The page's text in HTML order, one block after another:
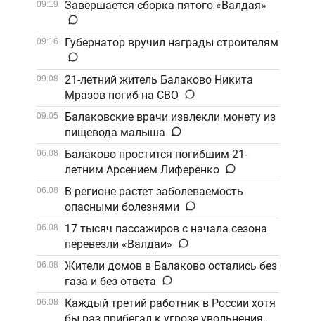
09:19 Завершается сборка пятого «Валдая»
09:16 Губернатор вручил награды строителям
09:08
21-летний житель Балаково Никита
Мразов погиб на СВО
09:05
Балаковские врачи извлекли монету из
пищевода малыша
06.08
Балаково простится погибшим 21-
летним Арсением Лиференко
06.08
В регионе растет заболеваемость
опасными болезнями
06.08
17 тысяч пассажиров с начала сезона
перевезли «Валдаи»
06.08
Жители домов в Балаково остались без
газа и без ответа
06.08
Каждый третий работник в России хотя